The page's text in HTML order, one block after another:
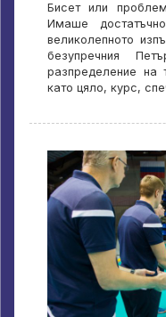
Бисет или
Имаше
великолепното
безупречния
разпределение на
като цяло, курс,